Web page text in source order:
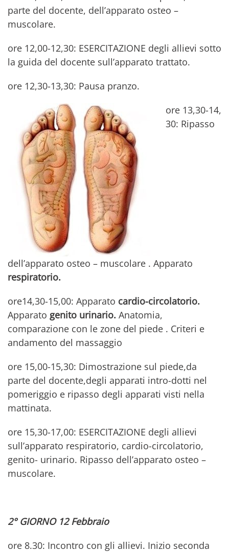
parte del docente, dell’apparato osteo –
muscolare.
ore 12,00-12,30: ESERCITAZIONE degli allievi sotto
la guida del docente sull’apparato trattato.
ore 12,30-13,30: Pausa pranzo.
ore 13,30-14,
30: Ripasso
dell’apparato osteo – muscolare . Apparato
respiratorio.
ore14,30-15,00: Apparato cardio-circolatorio.
Apparato genito urinario. Anatomia,
comparazione con le zone del piede . Criteri e
andamento del massaggio
ore 15,00-15,30: Dimostrazione sul piede,da
parte del docente,degli apparati intro-dotti nel
pomeriggio e ripasso degli apparati visti nella
mattinata.
ore 15,30-17,00: ESERCITAZIONE degli allievi
sull’apparato respiratorio, cardio-circolatorio,
genito- urinario. Ripasso dell’apparato osteo –
muscolare.
2° GIORNO 12 Febbraio
ore 8.30: Incontro con gli allievi. Inizio seconda